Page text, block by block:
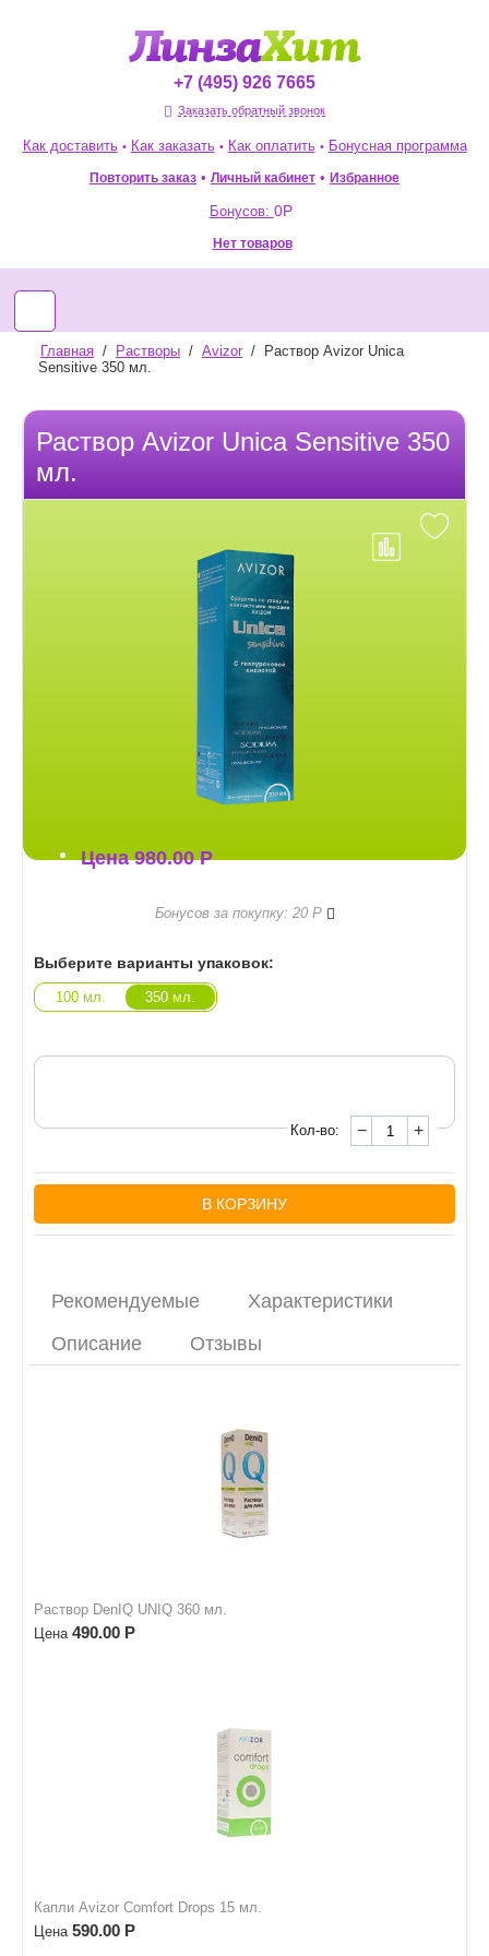
+7 (495) 926 7665
Заказать обратный звонок
Как доставить • Как заказать • Как оплатить • Бонусная программа
Повторить заказ • Личный кабинет • Избранное
Бонусов: 0Р
Нет товаров
Главная / Растворы / Avizor /
Раствор Avizor Unica
Sensitive 350 мл.
Раствор Avizor Unica Sensitive 350
мл.
Цена980.00 Р
Бонусов за покупку: 20 Р Правила бонусной
Выберите варианты упаковок:
100 мл. 350 мл.
Кол-во: − +
В КОРЗИНУ
Рекомендуемые
Характеристики
Описание
Отзывы
Раствор DenIQ UNIQ 360 мл.
Цена 490.00 Р
Капли Avizor Comfort Drops 15 мл.
Цена 590.00 Р